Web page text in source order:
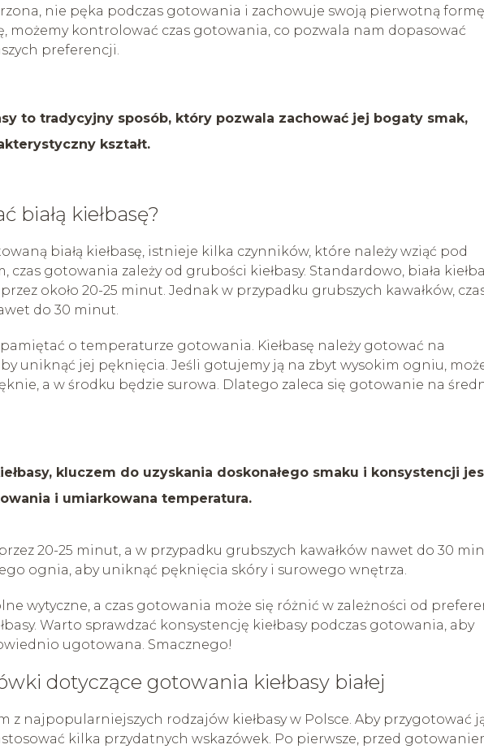
nie pęka podczas gotowania i zachowuje swoją pierwotną formę.
możemy kontrolować czas gotowania, co pozwala nam dopasować
preferencji.
to tradycyjny sposób, który pozwala zachować jej bogaty smak,
kształt.
białą kiełbasę?
białą kiełbasę, istnieje kilka czynników, które należy wziąć pod
czas gotowania zależy od grubości kiełbasy. Standardowo, biała
około 20-25 minut. Jednak w przypadku grubszych kawałków,
do 30 minut.
o temperaturze gotowania. Kiełbasę należy gotować na
uniknąć jej pęknięcia. Jeśli gotujemy ją na zbyt wysokim ogniu,
a w środku będzie surowa. Dlatego zaleca się gotowanie na
kluczem do uzyskania doskonałego smaku i konsystencji
i umiarkowana temperatura.
20-25 minut, a w przypadku grubszych kawałków nawet do 30
ognia, aby uniknąć pęknięcia skóry i surowego wnętrza.
wytyczne, a czas gotowania może się różnić w zależności od
Warto sprawdzać konsystencję kiełbasy podczas gotowania, aby
ugotowana. Smacznego!
dotyczące gotowania kiełbasy białej
z najpopularniejszych rodzajów kiełbasy w Polsce. Aby przygotować
kilka przydatnych wskazówek. Po pierwsze, przed